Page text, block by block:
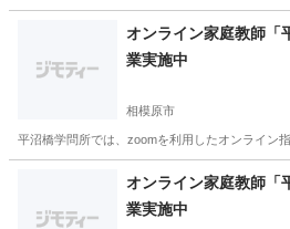
東戸塚駅 家庭教師
オンライン家庭教師「
業実施中
相模原市
平沼橋学問所では、zoomを利用したオンライン
相模原市 家庭教師 無料
オンライン家庭教師「
業実施中